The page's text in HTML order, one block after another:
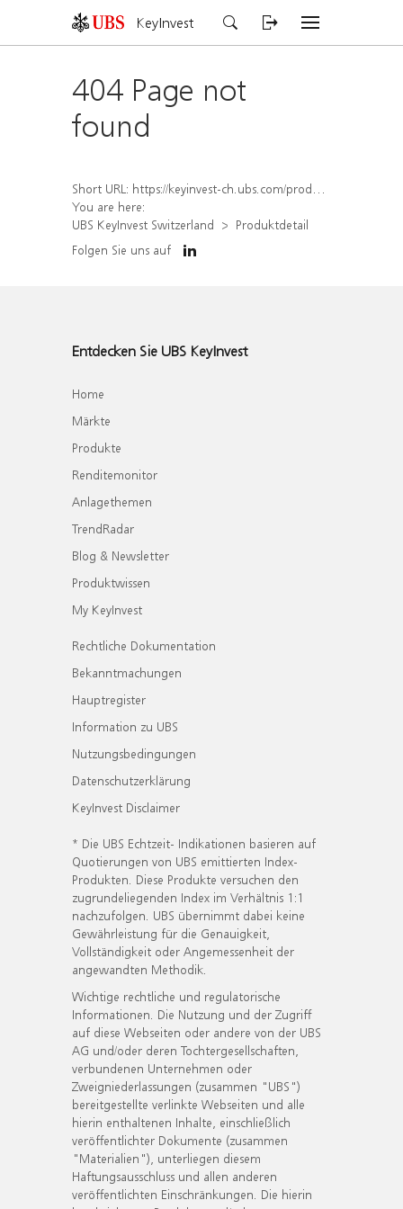
KeyInvest
404 Page not
found
Short URL: https://keyinvest-ch.ubs.com/produkt/detail/index/isin/CH1570531702
You are here:
UBS KeyInvest Switzerland
Produktdetail
Folgen Sie uns auf
Entdecken Sie UBS KeyInvest
Home
Märkte
Produkte
Renditemonitor
Anlagethemen
TrendRadar
Blog & Newsletter
Produktwissen
My KeyInvest
Rechtliche Dokumentation
Bekanntmachungen
Hauptregister
Information zu UBS
Nutzungsbedingungen
Datenschutzerklärung
KeyInvest Disclaimer
* Die UBS Echtzeit- Indikationen basieren auf
Quotierungen von UBS emittierten Index-
Produkten. Diese Produkte versuchen den
zugrundeliegenden Index im Verhältnis 1:1
nachzufolgen. UBS übernimmt dabei keine
Gewährleistung für die Genauigkeit,
Vollständigkeit oder Angemessenheit der
angewandten Methodik.
Wichtige rechtliche und regulatorische
Informationen. Die Nutzung und der Zugriff
auf diese Webseiten oder andere von der UBS
AG und/oder deren Tochtergesellschaften,
verbundenen Unternehmen oder
Zweigniederlassungen (zusammen "UBS")
bereitgestellte verlinkte Webseiten und alle
hierin enthaltenen Inhalte, einschließlich
veröffentlichter Dokumente (zusammen
"Materialien"), unterliegen diesem
Haftungsausschluss und allen anderen
veröffentlichten Einschränkungen. Die hierin